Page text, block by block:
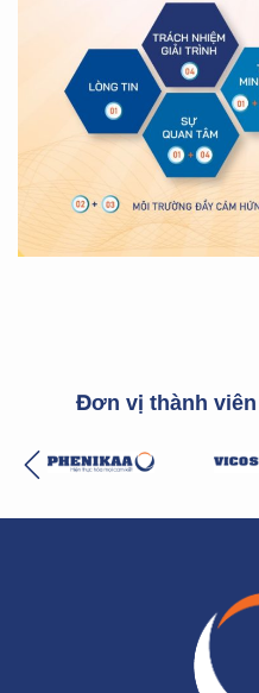
Đơn vị thành viên